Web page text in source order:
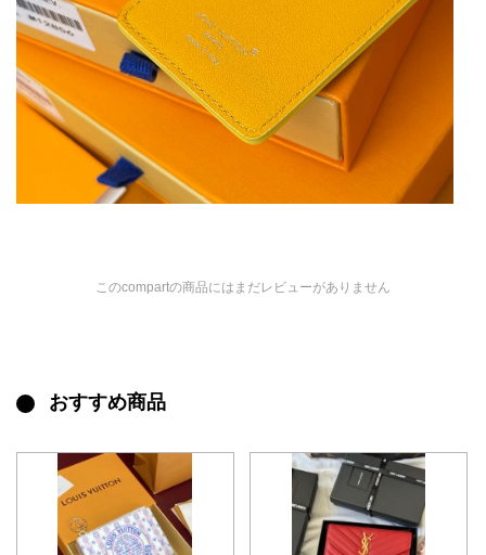
このcompartの商品にはまだレビューがありません
おすすめ商品